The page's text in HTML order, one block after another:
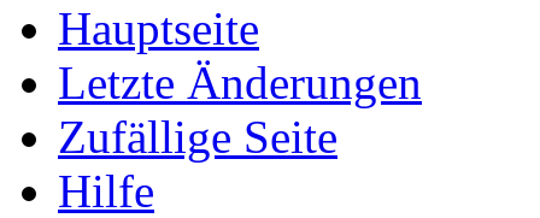
Hauptseite
Letzte Änderungen
Zufällige Seite
Hilfe